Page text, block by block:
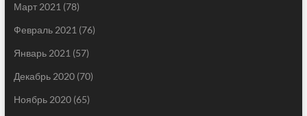
Март 2021 (78)
Февраль 2021 (76)
Январь 2021 (57)
Декабрь 2020(70)
Ноябрь 2020(65)